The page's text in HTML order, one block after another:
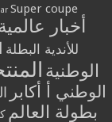
Super coupe
أخبار
للأندية البطلة
الوطنية
الوطني أ أكابر
بطولة العالم